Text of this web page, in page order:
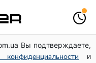
Вы подтверждаете,
конфиденциальности
и
змусила відвисати
початком